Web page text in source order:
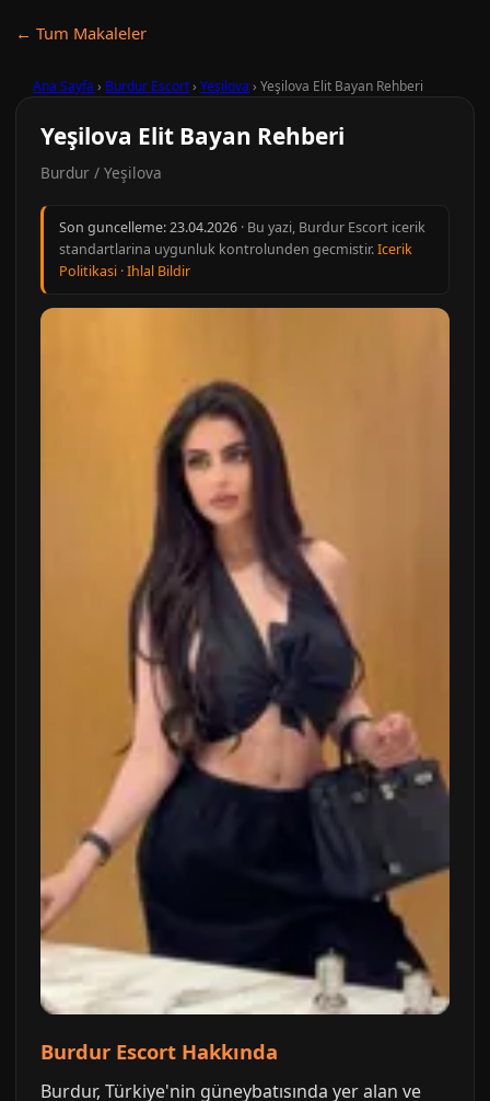
← Tum Makaleler
Ana Sayfa › Burdur Escort› Yeşilova › Yeşilova Elit Bayan Rehberi
Yeşilova Elit Bayan Rehberi
Burdur / Yeşilova
Son guncelleme:23.04.2026 · Bu yazi, Burdur Escort icerik
standartlarina uygunluk kontrolunden gecmistir.Icerik
Politikasi ·Ihlal Bildir
Burdur Escort Hakkında
Burdur, Türkiye'nin güneybatısında yer alan ve